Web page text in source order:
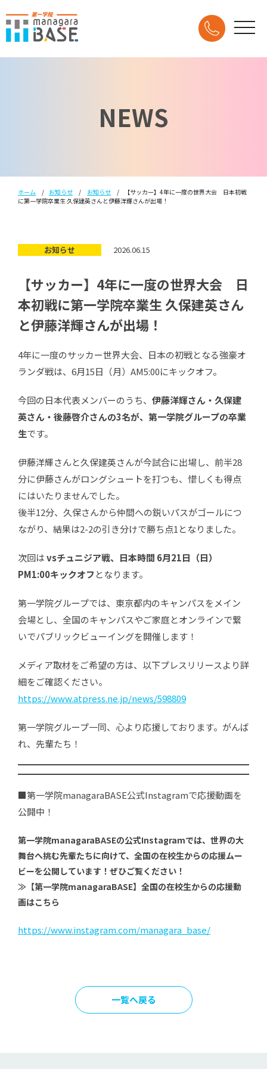
NEWS
ホーム お知らせ お知らせ
【サッカー】4年に一度の世界大会 日本初戦
に第一学院卒業生 久保建英さんと伊藤洋輝さんが出場！
お知らせ 2026.06.15
【サッカー】4年に一度の世界大会 日
本初戦に第一学院卒業生 久保建英さん
と伊藤洋輝さんが出場！
4年に一度のサッカー世界大会、日本の初戦となる強豪オ
ランダ戦は、6月15日（月）AM5:00にキックオフ。
今回の日本代表メンバーのうち、 伊藤洋輝さん・久保建
英さん・後藤啓介さんの3名が、第一学院グループの卒業
生です。
伊藤洋輝さんと久保建英さんが今試合に出場し、前半28
分に伊藤さんがロングシュートを打つも、惜しくも得点
にはいたりませんでした。
後半12分、久保さんから仲間への鋭いパスがゴールにつ
ながり、結果は2-2の引き分けで勝ち点1となりました。
次回はvsチュニジア戦、日本時間 6月21日（日）
PM1:00キックオフ となります。
第一学院グループでは、東京都内のキャンパスをメイン
会場とし、全国のキャンパスやご家庭とオンラインで繋
いでパブリックビューイングを開催します！
メディア取材をご希望の方は、以下プレスリリースより詳
細をご確認ください。
https://www.atpress.ne.jp/news/598809
第一学院グループ一同、心より応援しております。がんば
れ、先輩たち！
■第一学院managaraBASE公式Instagramで応援動画を
公開中！
第一学院managaraBASEの公式Instagramでは、世界の大
舞台へ挑む先輩たちに向けて、全国の在校生からの応援ムー
ビーを公開しています！ぜひご覧ください！
≫【第一学院managaraBASE】全国の在校生からの応援動
画はこちら
https://www.instagram.com/managara_base/
一覧へ戻る